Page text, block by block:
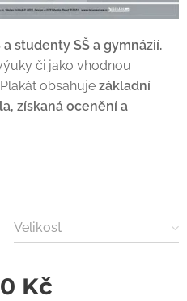
a studenty SŠ a gymnázií.
či jako vhodnou
obsahuje základní
získaná ocenění a
Velikost
Kč